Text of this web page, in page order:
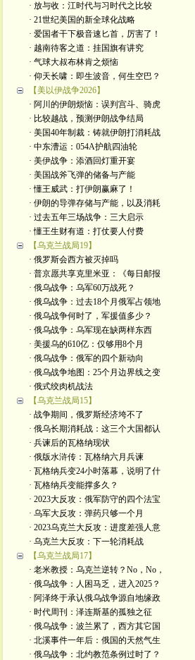
· 放与收：江时代与习时代之比较
· 21世纪美国的新全球化战略
· 爱国者干下极音速匕首，厉害了！
· 越南待客之道：挂国旗有讲究
· 气球大叔布林肯之烦恼
· 仰天长啸：即生波音，何生空巴？
【美以伊战争2026】
· 阿川的伊朗烦恼：误判宫斗、骑虎
· 比较越战，预测伊朗战争结局
· 美国40年制裁：铸就伊朗打消耗战
· 中东漕运：054A护航四油轮
· 美伊战争：添酒回灯重开宴
· 美国战斧飞弹的储备与产能
· 懂王威武：打伊朗赢麻了！
· 伊朗的导弹存储与产能，以及消耗
· 过去五年三场战争：三大启示
· 懂王生财有道：打仗要人付费
【乌克兰战局19】
· 俄罗斯会西方被灭掉吗
· 普京愿共享克里米亚：《每日邮报
· 俄乌战争：乌军60万战死？
· 俄乌战争：过去18个月俄军占领地
· 俄乌战争何时了，军援值多少？
· 俄乌战争：乌军现在缺两样东西
· 美援乌的610亿：仅够用8个月
· 俄乌战争：俄军的四个新动向
· 俄乌战争地图：25个月边界线之变
· 俄式绞肉机战法
【乌克兰战局15】
· 战争期间，俄罗斯经济垮不了
· 俄乌长期消耗战：这三个大国都认
· 兵谏后的瓦格纳现状
· 俄版水浒传：瓦格纳六月兵谏
· 瓦格纳兵变24小时落幕，说明了什
· 瓦格纳兵变能撑多久？
· 2023大反攻：俄军防守的四个法宝
· 乌军大反攻：弹药只够一个月
· 2023乌克兰大反攻：进度差强人意
· 乌克兰大反攻：下一轮消耗战
【乌克兰战局17】
· 老米教授：乌克兰逆转？No，No，
· 俄乌战争：人困马乏，进入2025？
· 阿泽终于承认俄乌战争源自地缘政
· 时代周刊：泽连斯基的孤独之征
· 俄乌战争：波兰累了，西方其它国
· 北溪事件一年后：俄国的天然气生
· 俄乌战争：北约教范条例过时了？